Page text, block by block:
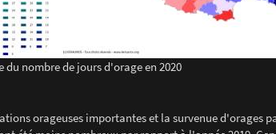
du nombre de jours d'orage en 2020
orageuses importantes et la survenue d'orages